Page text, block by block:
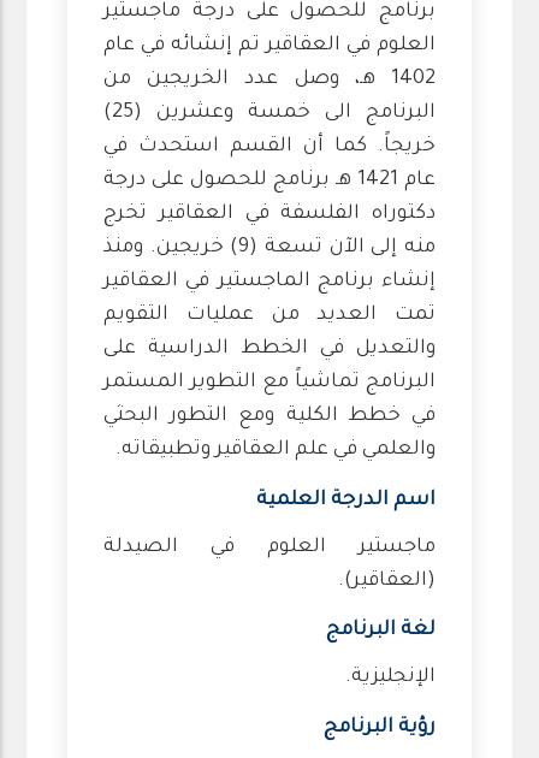
برنامج للحصول على درجة ماجستير
العلوم في العقاقير تم إنشائه في عام
1402 هـ، وصل عدد الخريجين من
البرنامج الى خمسة وعشرين (25)
خريجاً. كما أن القسم استحدث في
عام 1421 هـ برنامج للحصول على درجة
دكتوراه الفلسفة في العقاقير تخرج
منه إلى الآن تسعة (9) خريجين. ومنذ
إنشاء برنامج الماجستير في العقاقير
تمت العديد من عمليات التقويم
والتعديل في الخطط الدراسية على
البرنامج تماشياً مع التطوير المستمر
في خطط الكلية ومع التطور البحثي
والعلمي في علم العقاقير وتطبيقاته.
اسم الدرجة العلمية
ماجستير العلوم في الصيدلة
(العقاقير).
لغة البرنامج
الإنجليزية.
رؤية البرنامج